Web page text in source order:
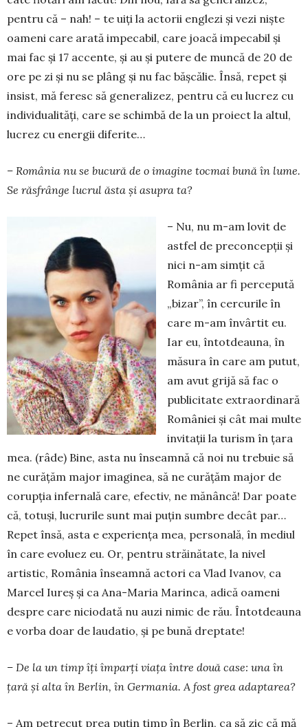
pentru că – nah! – te uiţi la actorii englezi şi vezi nişte
oameni care arată impe­cabil, care joacă impecabil şi
mai fac şi 17 accente, şi au şi putere de muncă de 20 de
ore pe zi şi nu se plâng şi nu fac băşcălie. Însă, repet şi
insist, mă feresc să gene­ralizez, pentru că eu lucrez cu
in­dividualităţi, care se schimbă de la un proiect la altul,
lucrez cu ener­gii diferite…
– România nu se bucură de o imagine tocmai bună în lume.
Se răsfrânge lucrul ăsta şi asupra ta?
– Nu, nu m-am lovit de
astfel de preconcepţii şi
nici n-am simţit că
România ar fi percepută
„bi­zar”, în cercurile în
care m-am învârtit eu.
Iar eu, întotdeauna, în
măsura în care am putut,
am avut grijă să fac o
publicitate extraor­dinară
României şi cât mai multe
invitaţii la turism în ţara
mea. (râde) Bine, asta nu înseamnă că noi nu trebuie să
ne curăţăm major imaginea, să ne curăţăm major de
corupţia infernală care, efectiv, ne mănâncă! Dar poate
că, totuşi, lu­crurile sunt mai puţin sumbre decât par…
Re­pet însă, asta e experienţa mea, perso­nală, în me­diul
în care evoluez eu. Or, pentru străi­nă­tate, la nivel
artistic, România înseamnă actori ca Vlad Ivanov, ca
Marcel Iureş şi ca Ana-Maria Ma­rin­ca, adică oameni
despre care niciodată nu auzi nimic de rău. Întot­deauna
e vorba doar de laudatio, şi pe bună dreptate!
– De la un timp îţi împarţi viaţa între două case: una în
ţară şi alta în Berlin, în Germania. A fost grea adaptarea?
– Am petrecut prea puţin timp în Berlin, ca să zic că mă